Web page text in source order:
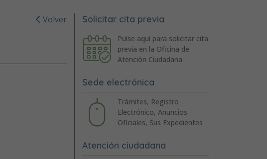
Volver Solicitar cita previa
Pulse aquí para solicitar cita
previa en la Oficina de
Atención Ciudadana
Sede electrónica
Trámites, Registro
Electrónico, Anuncios
Oficiales, Sus Expedientes
Atención ciudadana